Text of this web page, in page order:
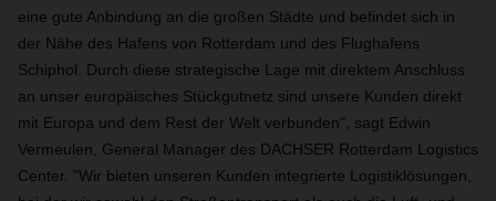
eine gute Anbindung an die großen Städte und befindet sich in
der Nähe des Hafens von Rotterdam und des Flughafens
Schiphol. Durch diese strategische Lage mit direktem Anschluss
an unser europäisches Stückgutnetz sind unsere Kunden direkt
mit Europa und dem Rest der Welt verbunden", sagt Edwin
Vermeulen, General Manager des DACHSER Rotterdam Logistics
Center. "Wir bieten unseren Kunden integrierte Logistiklösungen,